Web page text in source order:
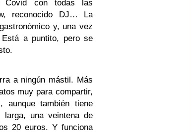
Covid con todas las
reconocido DJ… La
y, una vez
a puntito, pero se
a ningún mástil. Más
muy para compartir,
aunque también tiene
una veintena de
20 euros. Y funciona